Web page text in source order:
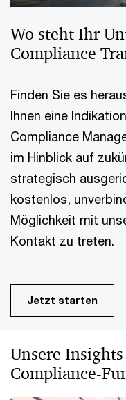
Wo steht Ihr
Compliance
Finden Sie es
Ihnen eine
Compliance
im Hinblick auf
strategisch
kostenlos,
Möglichkeit mit
Kontakt zu treten.
Jetzt starten
Unsere
Compliance-